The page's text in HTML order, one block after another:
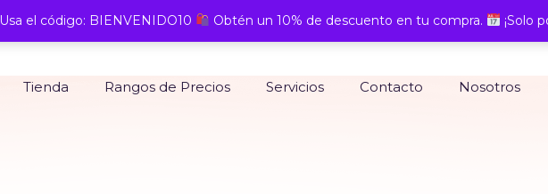
Tienda Rangos de Precios Servicios Contacto Nosotros
Usa el código: BIENVENIDO10 Obtén un 10% de descuento en tu compra. ¡Solo